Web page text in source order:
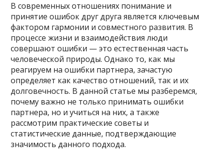
В современных отношениях понимание и
принятие ошибок друг друга является ключевым
фактором гармонии и совместного развития. В
процессе жизни и взаимодействия люди
совершают ошибки — это естественная часть
человеческой природы. Однако то, как мы
реагируем на ошибки партнера, зачастую
определяет как качество отношений, так и их
долговечность. В данной статье мы разберемся,
почему важно не только принимать ошибки
партнера, но и учиться на них, а также
рассмотрим практические советы и
статистические данные, подтверждающие
значимость данного подхода.